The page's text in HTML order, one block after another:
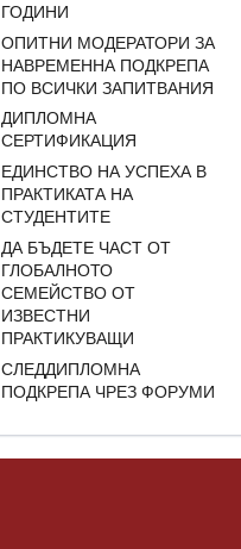
ГОДИНИ
ОПИТНИ МОДЕРАТОРИ ЗА
НАВРЕМЕННА ПОДКРЕПА
ПО ВСИЧКИ ЗАПИТВАНИЯ
ДИПЛОМНА
СЕРТИФИКАЦИЯ
ЕДИНСТВО НА УСПЕХА В
ПРАКТИКАТА НА
СТУДЕНТИТЕ
ДА БЪДЕТЕ ЧАСТ ОТ
ГЛОБАЛНОТО
СЕМЕЙСТВО ОТ
ИЗВЕСТНИ
ПРАКТИКУВАЩИ
СЛЕДДИПЛОМНА
ПОДКРЕПА ЧРЕЗ ФОРУМИ